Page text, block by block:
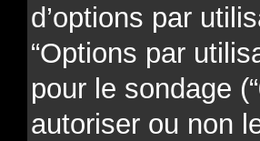
d’options par
“Options par
pour le sondage
autoriser ou non